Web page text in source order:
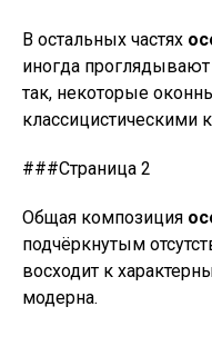
В остальных частях
иногда
так, некоторые
классицистическими
###Страница 2
Общая композиция
подчёркнутым
восходит к
модерна.